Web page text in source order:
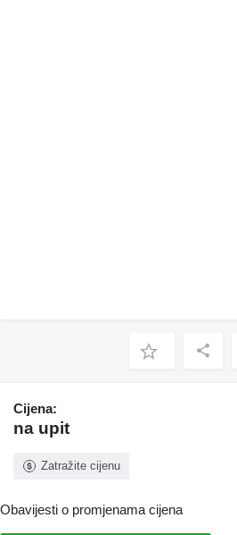
Cijena:
na upit
Zatražite cijenu
Obavijesti o promjenama cijena